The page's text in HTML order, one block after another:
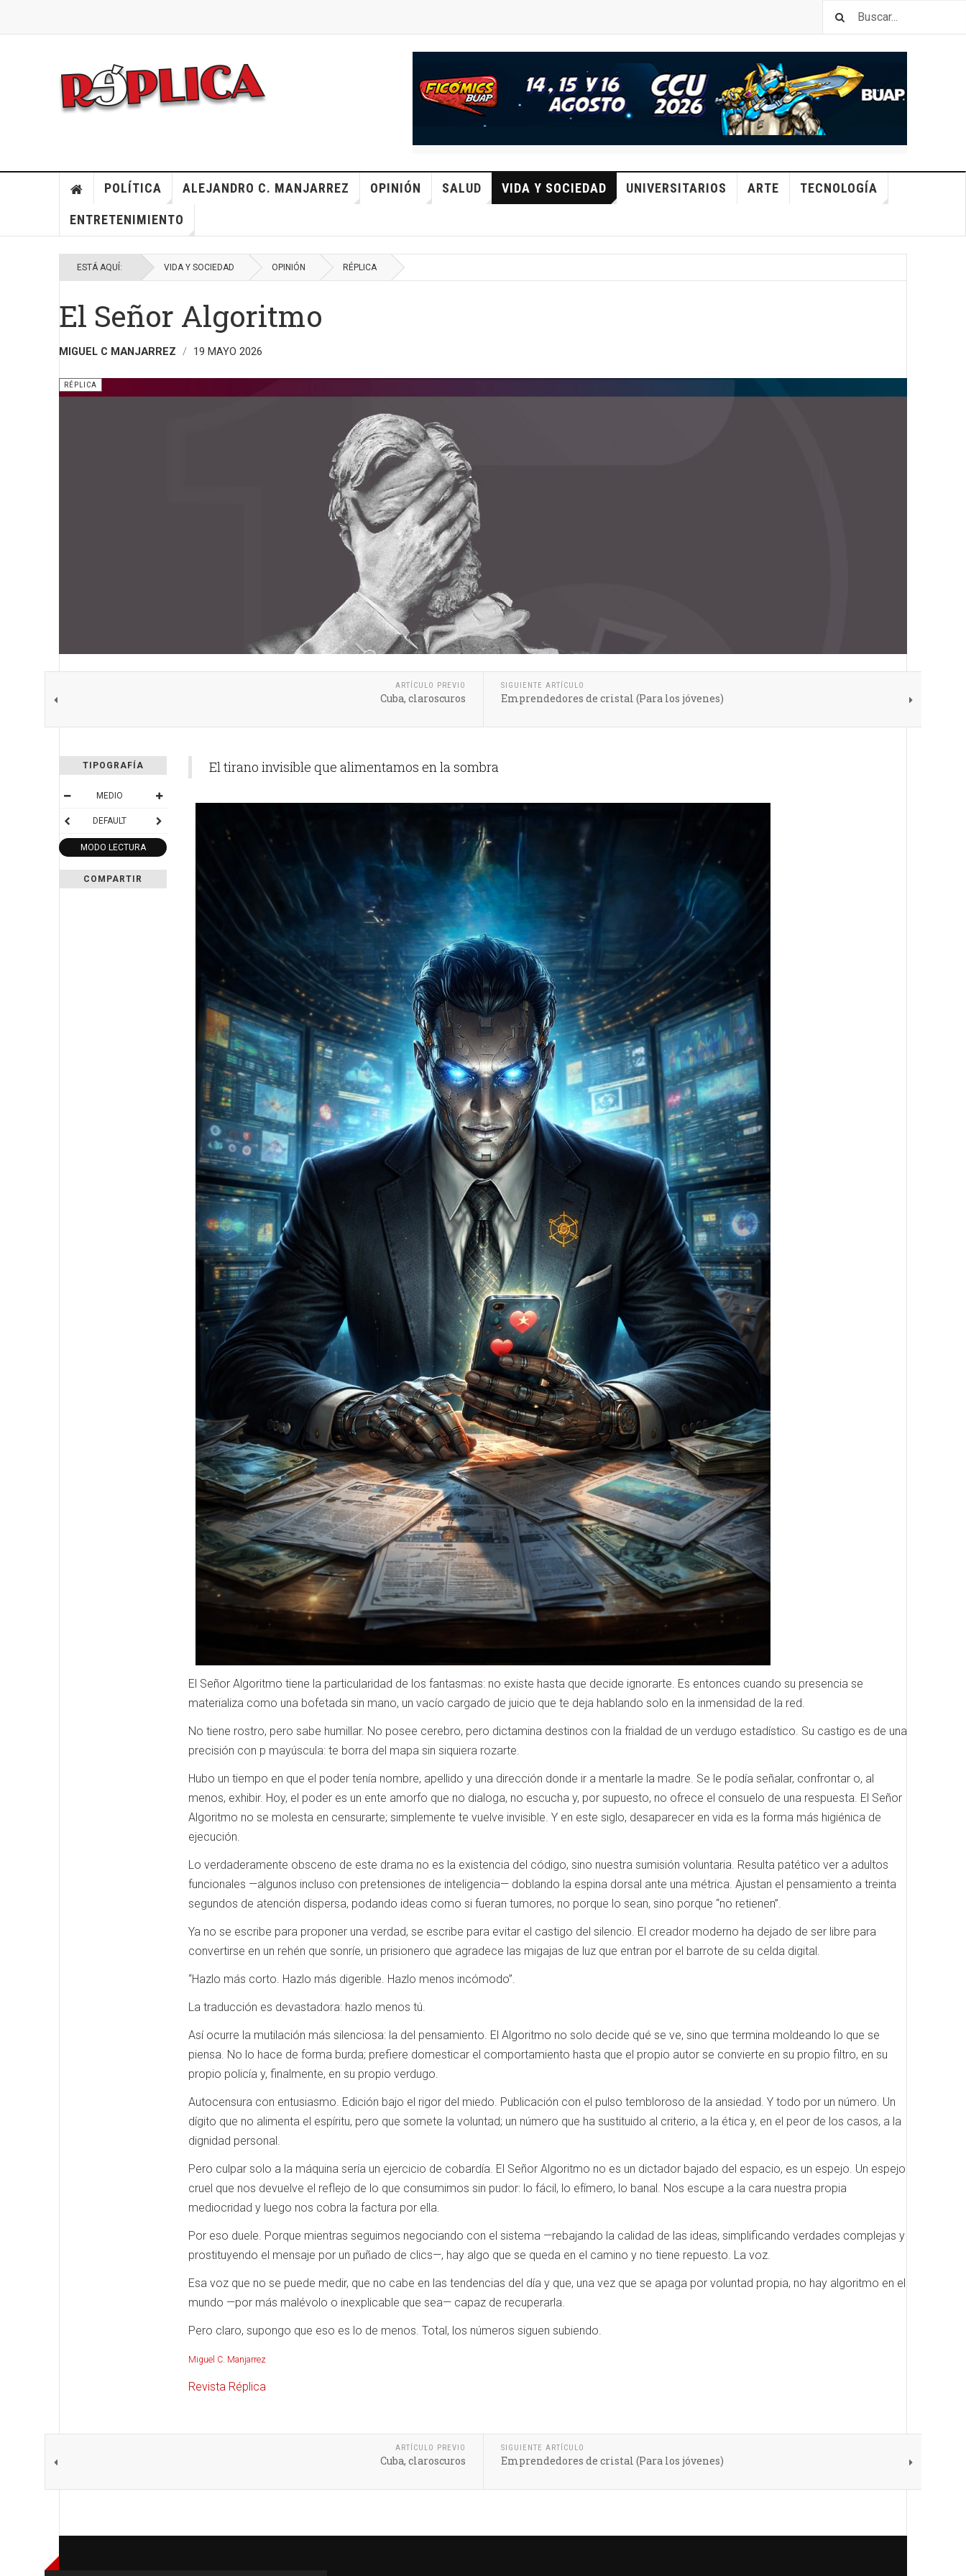
POLÍTICA ALEJANDRO C. MANJARREZ OPINIÓN SALUD VIDA Y SOCIEDAD UNIVERSITARIOS ARTE TECNOLOGÍA
ENTRETENIMIENTO
ESTÁ AQUÍ: VIDA Y SOCIEDAD OPINIÓN RÉPLICA
El Señor Algoritmo
MIGUEL C MANJARREZ 19 MAYO 2026
RÉPLICA
ARTÍCULO PREVIO
Cuba, claroscuros
SIGUIENTE ARTÍCULO
Emprendedores de cristal (Para los jóvenes)
TIPOGRAFÍA
MEDIO
DEFAULT
MODO LECTURA
COMPARTIR
El tirano invisible que alimentamos en la sombra
El Señor Algoritmo tiene la particularidad de los fantasmas: no existe hasta que decide ignorarte. Es entonces cuando su presencia se
materializa como una bofetada sin mano, un vacío cargado de juicio que te deja hablando solo en la inmensidad de la red.
No tiene rostro, pero sabe humillar. No posee cerebro, pero dictamina destinos con la frialdad de un verdugo estadístico. Su castigo es de una
precisión con p mayúscula: te borra del mapa sin siquiera rozarte.
Hubo un tiempo en que el poder tenía nombre, apellido y una dirección donde ir a mentarle la madre. Se le podía señalar, confrontar o, al
menos, exhibir. Hoy, el poder es un ente amorfo que no dialoga, no escucha y, por supuesto, no ofrece el consuelo de una respuesta. El Señor
Algoritmo no se molesta en censurarte; simplemente te vuelve invisible. Y en este siglo, desaparecer en vida es la forma más higiénica de
ejecución.
Lo verdaderamente obsceno de este drama no es la existencia del código, sino nuestra sumisión voluntaria. Resulta patético ver a adultos
funcionales —algunos incluso con pretensiones de inteligencia— doblando la espina dorsal ante una métrica. Ajustan el pensamiento a treinta
segundos de atención dispersa, podando ideas como si fueran tumores, no porque lo sean, sino porque “no retienen”.
Ya no se escribe para proponer una verdad, se escribe para evitar el castigo del silencio. El creador moderno ha dejado de ser libre para
convertirse en un rehén que sonríe, un prisionero que agradece las migajas de luz que entran por el barrote de su celda digital.
“Hazlo más corto. Hazlo más digerible. Hazlo menos incómodo”.
La traducción es devastadora: hazlo menos tú.
Así ocurre la mutilación más silenciosa: la del pensamiento. El Algoritmo no solo decide qué se ve, sino que termina moldeando lo que se
piensa. No lo hace de forma burda; prefiere domesticar el comportamiento hasta que el propio autor se convierte en su propio filtro, en su
propio policía y, finalmente, en su propio verdugo.
Autocensura con entusiasmo. Edición bajo el rigor del miedo. Publicación con el pulso tembloroso de la ansiedad. Y todo por un número. Un
dígito que no alimenta el espíritu, pero que somete la voluntad; un número que ha sustituido al criterio, a la ética y, en el peor de los casos, a la
dignidad personal.
Pero culpar solo a la máquina sería un ejercicio de cobardía. El Señor Algoritmo no es un dictador bajado del espacio, es un espejo. Un espejo
cruel que nos devuelve el reflejo de lo que consumimos sin pudor: lo fácil, lo efímero, lo banal. Nos escupe a la cara nuestra propia
mediocridad y luego nos cobra la factura por ella.
Por eso duele. Porque mientras seguimos negociando con el sistema —rebajando la calidad de las ideas, simplificando verdades complejas y
prostituyendo el mensaje por un puñado de clics—, hay algo que se queda en el camino y no tiene repuesto. La voz.
Esa voz que no se puede medir, que no cabe en las tendencias del día y que, una vez que se apaga por voluntad propia, no hay algoritmo en el
mundo —por más malévolo o inexplicable que sea— capaz de recuperarla.
Pero claro, supongo que eso es lo de menos. Total, los números siguen subiendo.
Miguel C. Manjarrez
Revista Réplica
ARTÍCULO PREVIO
Cuba, claroscuros
SIGUIENTE ARTÍCULO
Emprendedores de cristal (Para los jóvenes)